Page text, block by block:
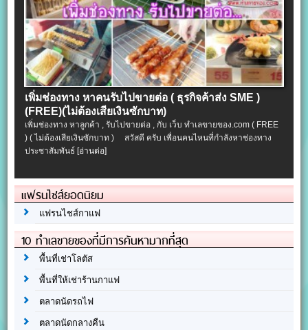
เพิ่มช่องทาง หาคนรับไปขายต่อ ( ธุรกิจค้าส่ง SME )
(FREE)(ไม่ต้องเสียเงินซักบาท)
เพิ่มช่องทาง หาลูกค้า , รับไปขายต่อ , กับ เว็บ ทำเลขายของ.com ( FREE
) ( ไม่ต้องเสียเงินซักบาท ) สวัสดี ครับ เพื่อนคนไหนที่กำลังหาช่องทาง
ประชาสัมพันธ์[อ่านต่อ]
แฟรนไชส์ยอดนิยม
แฟรนไชส์กาแฟ
10 ทำเลขายของที่มีการค้นหามากที่สุด
พื้นที่เช่าโลตัส
พื้นที่ให้เช่าร้านกาแฟ
ตลาดนัดรถไฟ
ตลาดนัดกลางคืน